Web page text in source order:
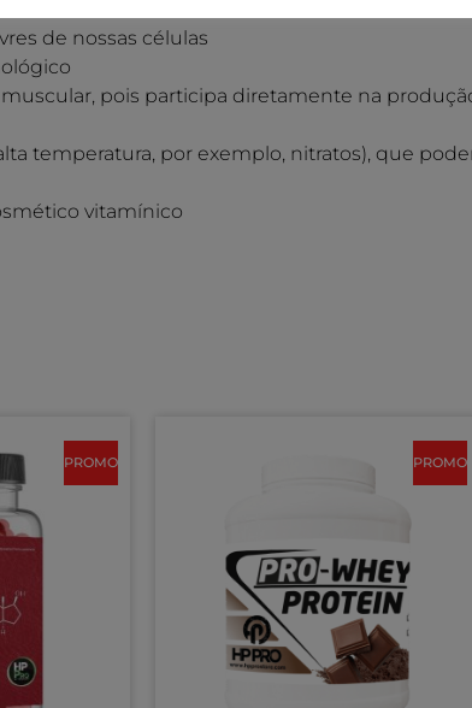
de nossas células
pois participa diretamente na
temperatura, por exemplo, nitratos), que
vitamínico
PROMO PROMO